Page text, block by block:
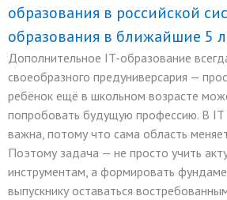
образования в российской
образования в ближайшие 5
Дополнительное IT-образование
своеобразного предуниверсария —
ребёнок ещё в школьном возрасте
попробовать будущую профессию. В IT
важна, потому что сама область
Поэтому задача — не просто учить
инструментам, а формировать
выпускнику оставаться